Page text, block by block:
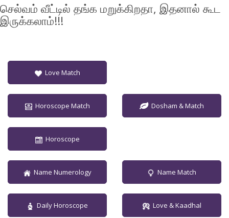
செல்வம் வீட்டில் தங்க மறுக்கிறதா, இதனால் கூட
இருக்கலாம்!!!
Love Match
Horoscope Match Dosham & Match
Horoscope
Name Numerology Name Match
Daily Horoscope Love & Kaadhal